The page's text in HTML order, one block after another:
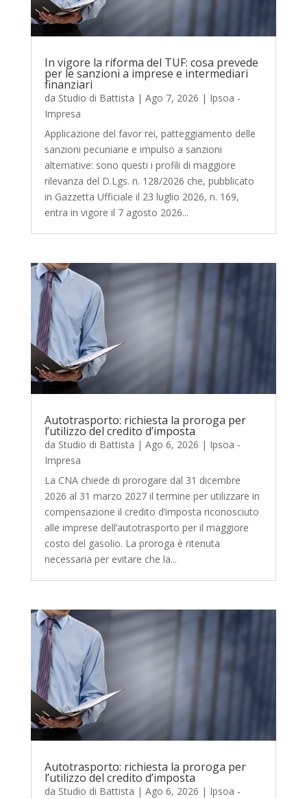
In vigore la riforma del TUF: cosa prevede
per le sanzioni a imprese e intermediari
finanziari
da Studio di Battista | Ago 7, 2026 | Ipsoa -
Impresa
Applicazione del favor rei, patteggiamento delle
sanzioni pecuniarie e impulso a sanzioni
alternative: sono questi i profili di maggiore
rilevanza del D.Lgs. n. 128/2026 che, pubblicato
in Gazzetta Ufficiale il 23 luglio 2026, n. 169,
entra in vigore il 7 agosto 2026...
Autotrasporto: richiesta la proroga per
l’utilizzo del credito d’imposta
da Studio di Battista | Ago 6, 2026 | Ipsoa -
Impresa
La CNA chiede di prorogare dal 31 dicembre
2026 al 31 marzo 2027 il termine per utilizzare in
compensazione il credito d’imposta riconosciuto
alle imprese dell’autotrasporto per il maggiore
costo del gasolio. La proroga è ritenuta
necessaria per evitare che la...
Autotrasporto: richiesta la proroga per
l’utilizzo del credito d’imposta
da Studio di Battista | Ago 6, 2026 | Ipsoa -